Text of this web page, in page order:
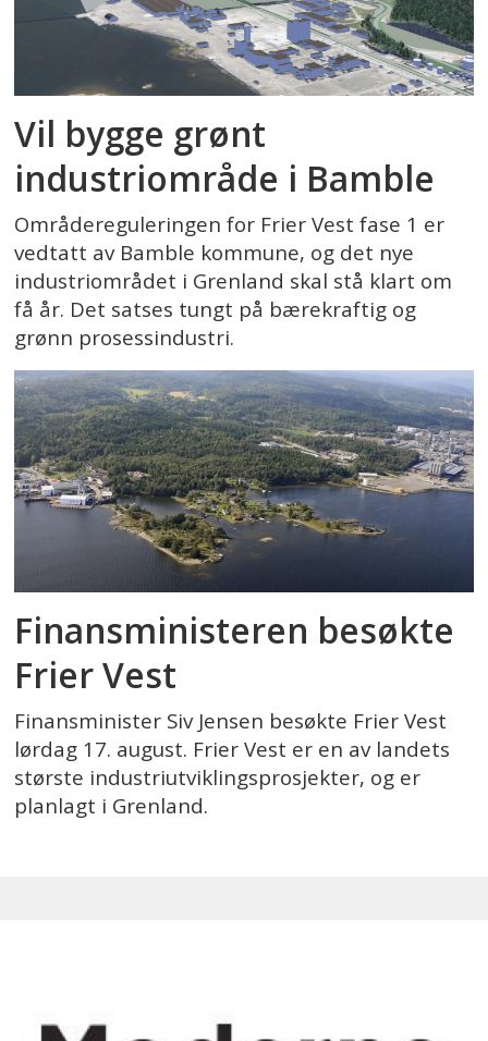
Vil bygge grønt
industriområde i Bamble
Områdereguleringen for Frier Vest fase 1 er
vedtatt av Bamble kommune, og det nye
industriområdet i Grenland skal stå klart om
få år. Det satses tungt på bærekraftig og
grønn prosessindustri.
Finansministeren besøkte
Frier Vest
Finansminister Siv Jensen besøkte Frier Vest
lørdag 17. august. Frier Vest er en av landets
største industriutviklingsprosjekter, og er
planlagt i Grenland.